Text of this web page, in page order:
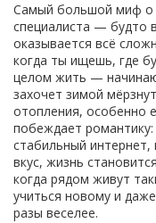
Самый большой миф о
специалиста — будто
оказывается всё
когда ты ищешь, где
целом жить —
захочет зимой
отопления, особенно
побеждает
стабильный
вкус, жизнь
когда рядом живут
учиться новому и
разы веселее.